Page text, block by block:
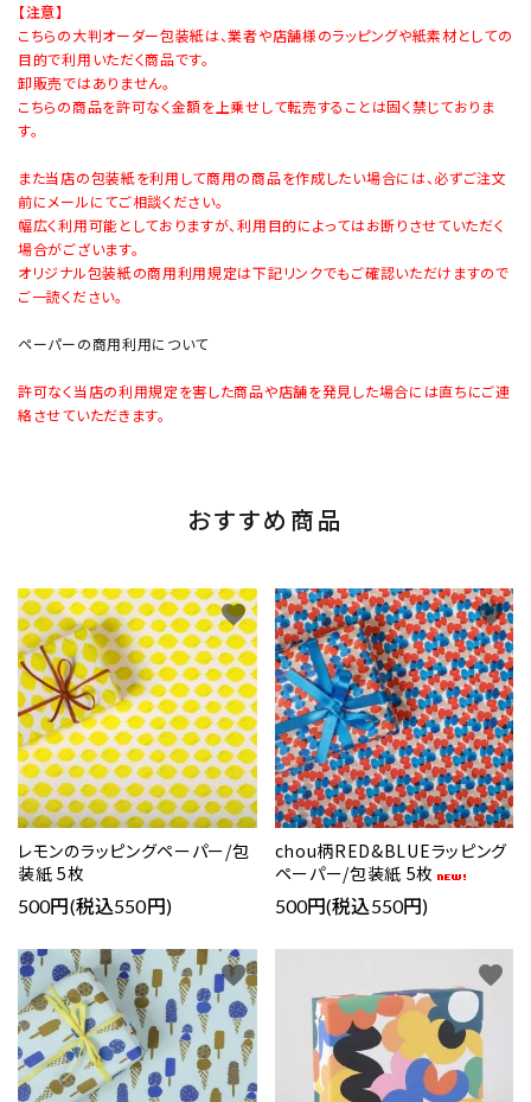
【注意】
こちらの大判オーダー包装紙は、業者や店舗様のラッピングや紙素材としての
目的で利用いただく商品です。
卸販売ではありません。
こちらの商品を許可なく金額を上乗せして転売することは固く禁じておりま
す。
また当店の包装紙を利用して商用の商品を作成したい場合には、必ずご注文
前にメールにてご相談ください。
幅広く利用可能としておりますが、利用目的によってはお断りさせていただく
場合がございます。
オリジナル包装紙の商用利用規定は下記リンクでもご確認いただけますので
ご一読ください。
ペーパーの商用利用について
許可なく当店の利用規定を害した商品や店舗を発見した場合には直ちにご連
絡させていただきます。
おすすめ商品
レモンのラッピングペーパー/包
装紙 5枚
500円(税込550円)
favorite
chou柄RED&BLUEラッピング
ペーパー/包装紙 5枚
500円(税込550円)
favorite
favorite favorite